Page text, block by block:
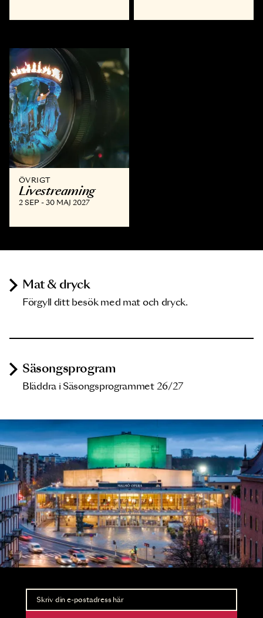
ÖVRIGT
Livestreaming
2 SEP - 30 MAJ 2027
Mat & dryck
Förgyll ditt besök med mat och dryck.
Säsongsprogram
Bläddra i Säsongsprogrammet 26/27
Nyhetsbrev
Ta del av förhandsinformation och biljettsläpp.